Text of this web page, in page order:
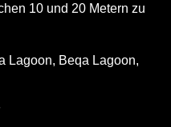
10 und 20 Metern zu
Lagoon, Beqa Lagoon,